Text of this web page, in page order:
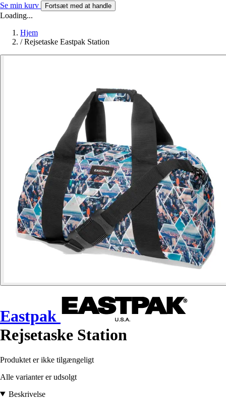
Se min kurv Fortsæt med at handle
Loading...
Hjem
/ Rejsetaske Eastpak Station
Eastpak
Rejsetaske Station
Produktet er ikke tilgængeligt
Alle varianter er udsolgt
Beskrivelse